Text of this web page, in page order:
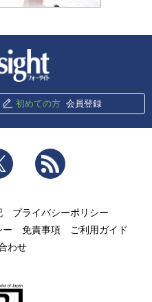
初めての方 会員登録
Twitter
プライバシーポリシー
ー 免責事項
ご利用ガイド
わせ